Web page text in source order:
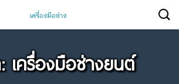
เครื่องมือช่างยนต์